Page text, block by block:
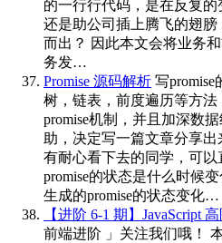
的一行行代码，是在反复的
还是助公司插上腾飞的翅
而出？ 因此本文会将业务
务发…
Promise 源码解析 写
树，链表，前度遍历等方
promise机制，并且加深数
助，决定写一篇文章分享
有耐心看下去的同学，可
promise的状态是什么时候变
生成的promise的状态变化…
【进阶 6-1 期】JavaScript
前端进阶 」关注我们哦！